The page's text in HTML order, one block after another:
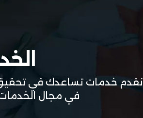
نقدم خدمات تساعدك في تحقيق
في مجال